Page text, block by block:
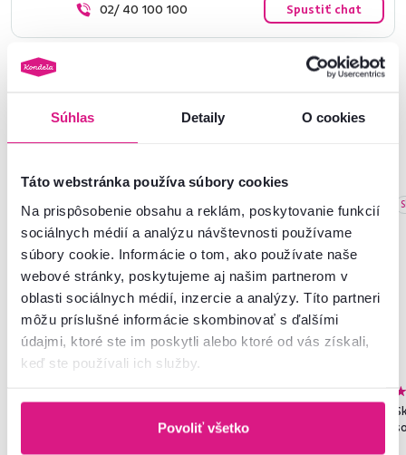
Súhlas Detaily O cookies
Táto webstránka používa súbory cookies
Na prispôsobenie obsahu a reklám, poskytovanie funkcií
sociálnych médií a analýzu návštevnosti používame
súbory cookie. Informácie o tom, ako používate naše
webové stránky, poskytujeme aj našim partnerom v
oblasti sociálnych médií, inzercie a analýzy. Títo partneri
môžu príslušné informácie skombinovať s ďalšími
údajmi, ktoré ste im poskytli alebo ktoré od vás získali,
keď ste používali ich služby.
Povoliť všetko
02/ 40 100 100 Spustiť chat
Podobné produkty
Akcia
Slovenský výrobok
Novinka
Slovenský výrobok
craft zlatý, ADELI